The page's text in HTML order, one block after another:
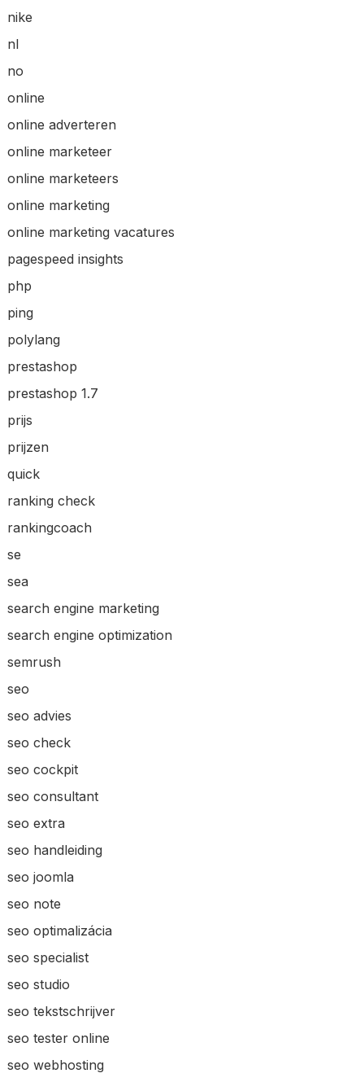
nike
nl
no
online
online adverteren
online marketeer
online marketeers
online marketing
online marketing vacatures
pagespeed insights
php
ping
polylang
prestashop
prestashop 1.7
prijs
prijzen
quick
ranking check
rankingcoach
se
sea
search engine marketing
search engine optimization
semrush
seo
seo advies
seo check
seo cockpit
seo consultant
seo extra
seo handleiding
seo joomla
seo note
seo optimalizácia
seo specialist
seo studio
seo tekstschrijver
seo tester online
seo webhosting